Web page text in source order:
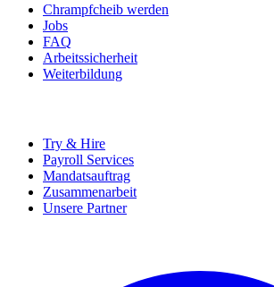
Chrampfcheib werden
Jobs
FAQ
Arbeitssicherheit
Weiterbildung
Try & Hire
Payroll Services
Mandatsauftrag
Zusammenarbeit
Unsere Partner